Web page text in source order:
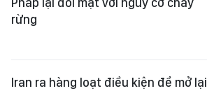
rừng
Iran ra hàng loạt điều kiện để mở lại